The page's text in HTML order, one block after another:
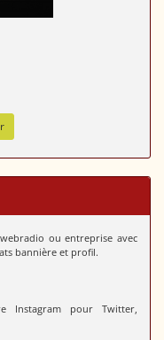
ou entreprise avec
bannière et profil.
Instagram pour Twitter,